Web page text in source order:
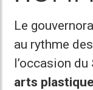
Le
au rythme
l’occasion du
arts